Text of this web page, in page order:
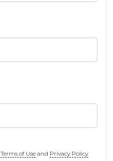
Terms of Useand Privacy Policy